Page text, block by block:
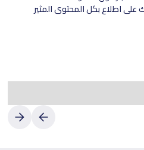
على اطلاع بكل المحتوى المثير